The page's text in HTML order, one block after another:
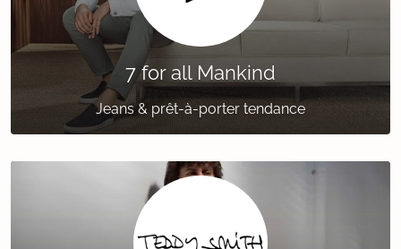
7 for all Mankind
Jeans & prêt-à-porter tendance